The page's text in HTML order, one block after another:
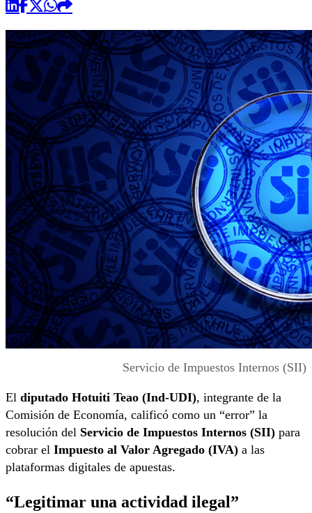
Servicio de Impuestos Internos (SII)
El diputado Hotuiti Teao (Ind-UDI), integrante de la
Comisión de Economía, calificó como un “error” la
resolución del Servicio de Impuestos Internos (SII) para
cobrar el Impuesto al Valor Agregado (IVA) a las
plataformas digitales de apuestas.
“Legitimar una actividad ilegal”